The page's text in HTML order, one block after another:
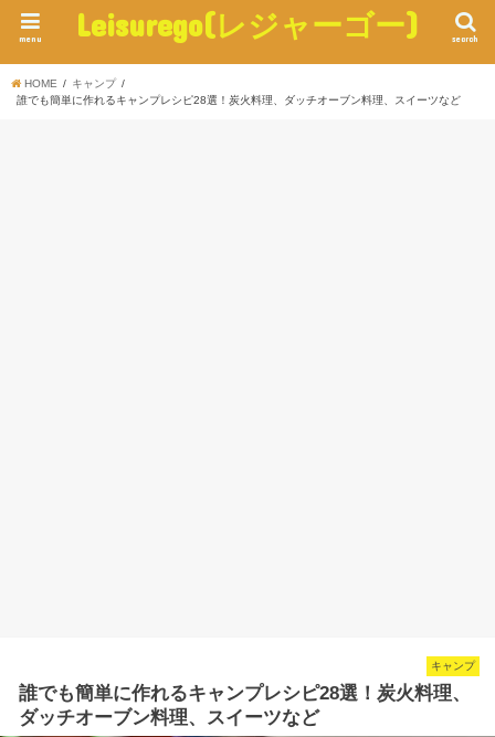
Leisurego(レジャーゴー) search
menu
HOME
キャンプ
誰でも簡単に作れるキャンプレシピ28選！炭火料理、ダッチオーブン料理、スイーツなど
キャンプ
誰でも簡単に作れるキャンプレシピ28選！炭火料理、
ダッチオーブン料理、スイーツなど